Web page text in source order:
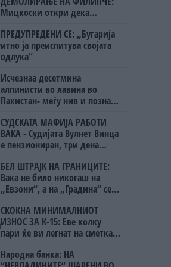
Мицкоски откри дека
ништо, освен за кеш
ПРЕДУПРЕДЕНИ СЕ: „Бугарија
итно ја преиспитува својата
одлука“
Исчезнаа десетмина
алпинисти во лавина во
Пакистан- меѓу нив и познат
СУДСКАТА МАФИЈА РАБОТИ
ВАКА - Судијата Вулнет Винца
е пензиониран, три дена
на бизнисменот Марковски
БЕЛ ШТРАЈК НА ГРАНИЦИТЕ:
Вака не било никогаш на
„Евзони“, а на „Градина“ се
СКОКНА МИНИМАЛНИОТ
ИЗНОС ЗА К-15: Еве колку
пари ќе ви легнат на сметка
Народна банка: НА